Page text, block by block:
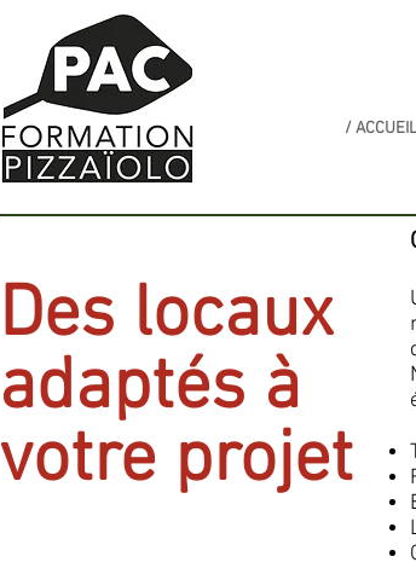
/ ACCUEIL
Des locaux
adaptés à
votre projet